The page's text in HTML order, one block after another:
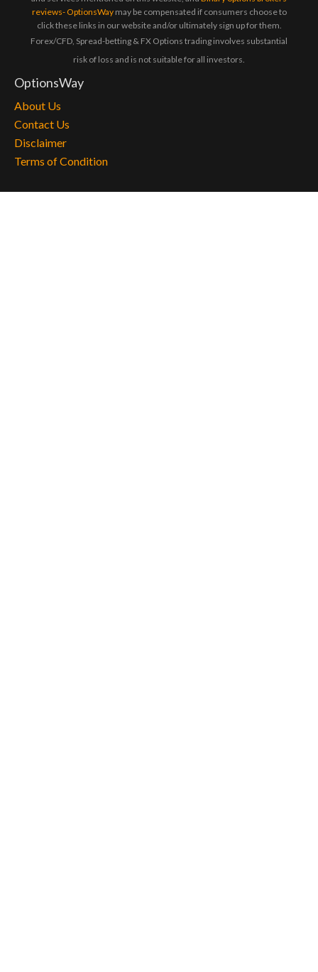
reviews- OptionsWaymay be compensated if consumers choose to
click these links in our website and/or ultimately sign up for them.
Forex/CFD, Spread-betting & FX Options trading involves substantial
risk of loss and is not suitable for all investors.
OptionsWay
About Us
Contact Us
Disclaimer
Terms of Condition